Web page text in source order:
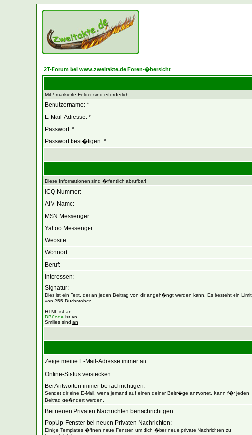
2T-Forum bei www.zweitakte.de Foren-�bersicht
Mit * markierte Felder sind erforderlich
Benutzername: *
E-Mail-Adresse: *
Passwort: *
Passwort best�tigen: *
Diese Informationen sind �ffentlich abrufbar!
ICQ-Nummer:
AIM-Name:
MSN Messenger:
Yahoo Messenger:
Website:
Wohnort:
Beruf:
Interessen:
Signatur:
Dies ist ein Text, der an jeden Beitrag von dir angeh�ngt werden kann. Es besteht ein Limit
von 255 Buchstaben.
HTML ist an
BBCode ist an
Smilies sind an
Zeige meine E-Mail-Adresse immer an:
Online-Status verstecken:
Bei Antworten immer benachrichtigen:
Sendet dir eine E-Mail, wenn jemand auf einen deiner Beitr�ge antwortet. Kann f�r jeden
Beitrag ge�ndert werden.
Bei neuen Privaten Nachrichten benachrichtigen:
PopUp-Fenster bei neuen Privaten Nachrichten:
Einige Templates �ffnen neue Fenster, um dich �ber neue private Nachrichten zu